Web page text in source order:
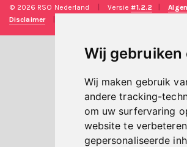
Wij gebruiken
Wij maken gebruik
andere tracking-
om uw surfervaring
website te
gepersonaliseerde
© 2026 RSO Nederland Versie#1.2.2
Disclaimer